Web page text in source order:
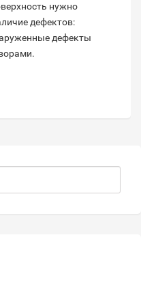
нужно
дефектов:
дефекты